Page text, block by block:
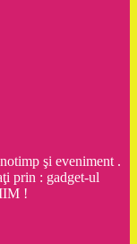
şi eveniment .
prin : gadget-ul
!